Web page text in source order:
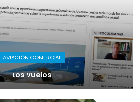
AVIACIÓN COMERCIAL
Los vuelos